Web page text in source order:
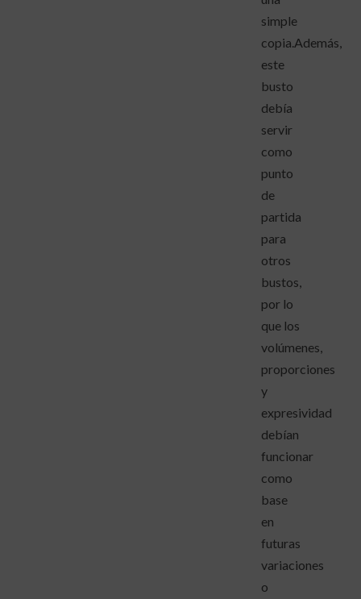
simple
copia.Además,
este
busto
debía
servir
como
punto
de
partida
para
otros
bustos,
por lo
que los
volúmenes,
proporciones
y
expresividad
debían
funcionar
como
base
en
futuras
variaciones
o